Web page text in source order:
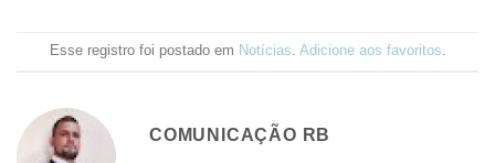
Esse registro foi postado em Notícias. Adicione aos favoritos.
COMUNICAÇÃO RB